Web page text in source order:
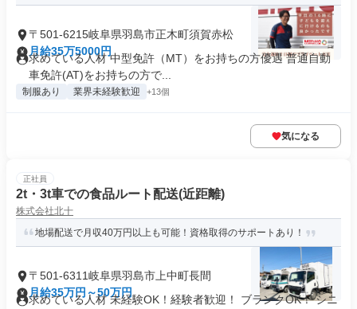
〒501-6215岐阜県羽島市正木町須賀赤松
月給35万5000円
求めている人材 中型免許（MT）をお持ちの方優遇 普通自動
車免許(AT)をお持ちの方で...
制服あり 業界未経験歓迎 +13個
気になる
正社員
2t・3t車での食品ルート配送(近距離)
株式会社北十
地場配送で月収40万円以上も可能！資格取得のサポートあり！
〒501-6311岐阜県羽島市上中町長間
月給35万円～50万円
求めている人材 未経験OK！経験者歓迎！ ブランクOK！ シニ